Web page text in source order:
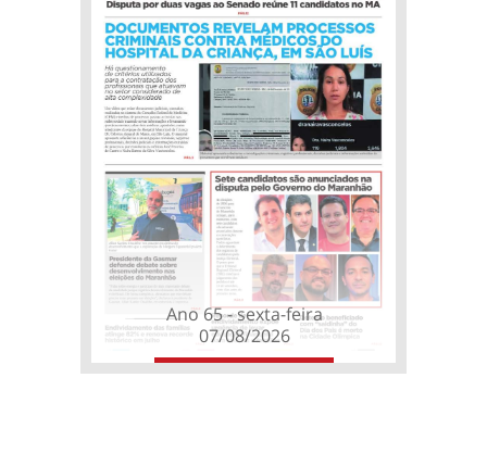
Ano 65 - sexta-feira
07/08/2026